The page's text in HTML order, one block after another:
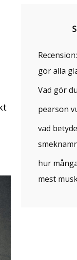
gör alla
Vad gör
pearson
vad
hur
mest